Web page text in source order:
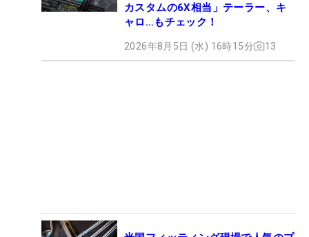
カスタムの6X相当」テーラー、キ
ャロ…もチェック！
2026年8月5日 (水) 16時15分 13